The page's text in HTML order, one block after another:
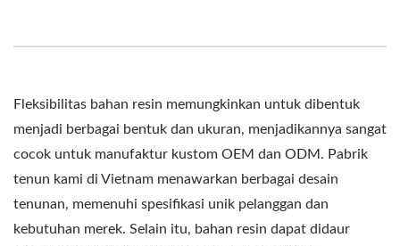
Fleksibilitas bahan resin memungkinkan untuk dibentuk
menjadi berbagai bentuk dan ukuran, menjadikannya sangat
cocok untuk manufaktur kustom OEM dan ODM. Pabrik
tenun kami di Vietnam menawarkan berbagai desain
tenunan, memenuhi spesifikasi unik pelanggan dan
kebutuhan merek. Selain itu, bahan resin dapat didaur